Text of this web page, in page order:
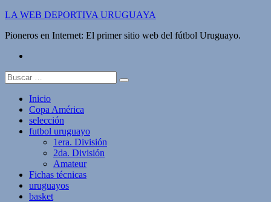
Saltar
contenido
LA WEB DEPORTIVA URUGUAYA
Pioneros en Internet: El primer sitio web del fútbol Uruguayo.
Buscar:
Inicio
Copa América
selección
futbol uruguayo
1era. División
2da. División
Amateur
Fichas técnicas
uruguayos
basket